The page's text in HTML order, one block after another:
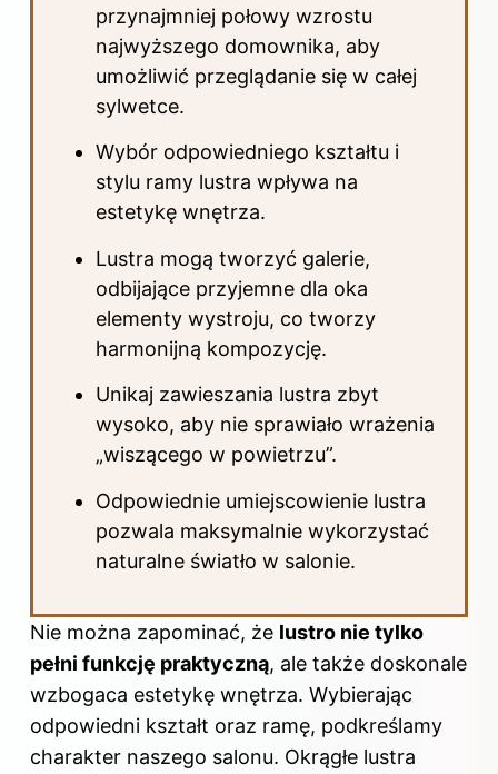
przynajmniej połowy wzrostu
najwyższego domownika, aby
umożliwić przeglądanie się w całej
sylwetce.
Wybór odpowiedniego kształtu i
stylu ramy lustra wpływa na
estetykę wnętrza.
Lustra mogą tworzyć galerie,
odbijające przyjemne dla oka
elementy wystroju, co tworzy
harmonijną kompozycję.
Unikaj zawieszania lustra zbyt
wysoko, aby nie sprawiało wrażenia
„wiszącego w powietrzu”.
Odpowiednie umiejscowienie lustra
pozwala maksymalnie wykorzystać
naturalne światło w salonie.
Nie można zapominać, że lustro nie tylko
pełni funkcję praktyczną, ale także doskonale
wzbogaca estetykę wnętrza. Wybierając
odpowiedni kształt oraz ramę, podkreślamy
charakter naszego salonu. Okrągłe lustra